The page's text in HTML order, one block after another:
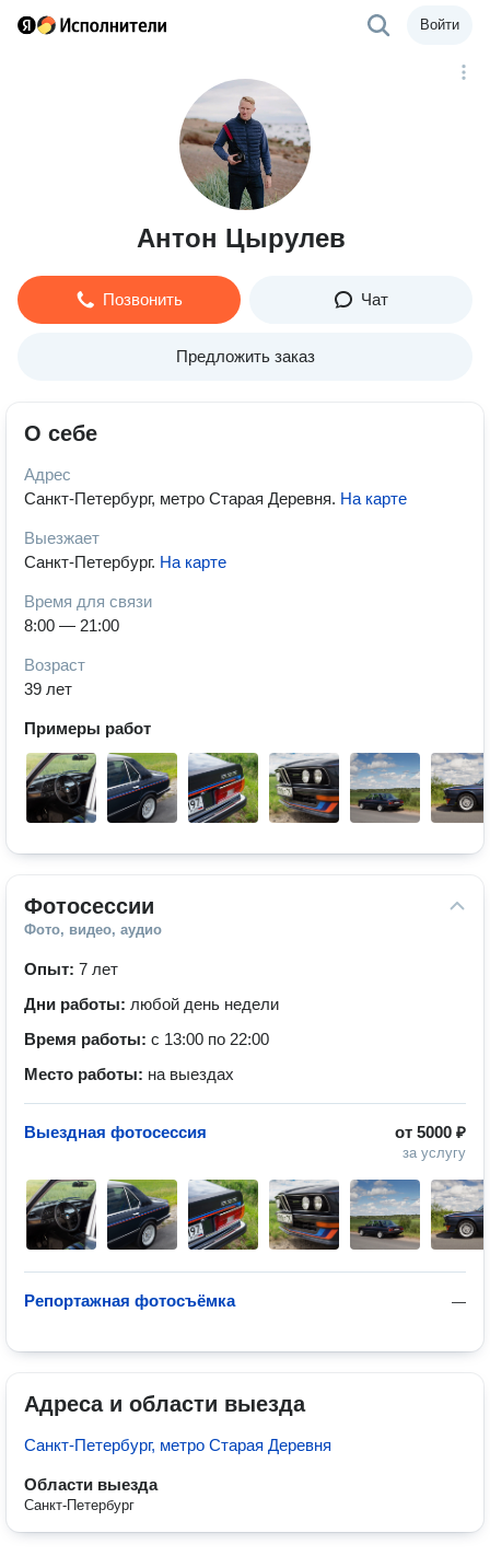
Войти
Антон Цырулев
Позвонить Чат
Предложить заказ
О себе
Адрес
Санкт-Петербург, метро Старая Деревня. На карте
Выезжает
Санкт-Петербург. На карте
Время для связи
8:00 — 21:00
Возраст
39 лет
Примеры работ
Фотосессии
Фото, видео, аудио
Опыт: 7 лет
Дни работы: любой день недели
Время работы: с 13:00 по 22:00
Место работы: на выездах
от 5000 ₽
за услугу
Выездная фотосессия
—
Репортажная фотосъёмка
Адреса и области выезда
Санкт-Петербург, метро Старая Деревня
Области выезда
Санкт-Петербург